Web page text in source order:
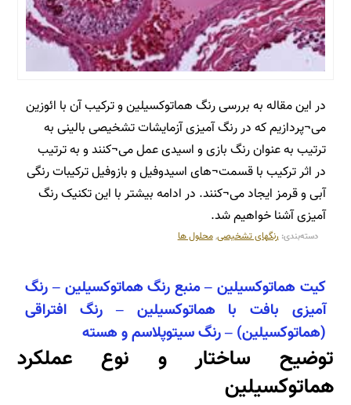
در این مقاله به بررسی رنگ هماتوکسیلین و ترکیب آن با ائوزین
می¬پردازیم که در رنگ آمیزی آزمایشات تشخیصی بالینی به
ترتیب به عنوان رنگ بازی و اسیدی عمل می¬کنند و به ترتیب
در اثر ترکیب با قسمت¬های اسیدوفیل و بازوفیل ترکیبات رنگی
آبی و قرمز ایجاد می¬کنند. در ادامه بیشتر با این تکنیک رنگ
آمیزی آشنا خواهیم شد.
دسته‌بندی: رنگهای تشخیصی,محلول ها
کیت هماتوکسیلین – منبع رنگ هماتوکسیلین – رنگ
آمیزی بافت با هماتوکسیلین – رنگ افتراقی
(هماتوکسیلین) – رنگ سیتوپلاسم و هسته
توضیح ساختار و نوع عملکرد
هماتوکسیلین